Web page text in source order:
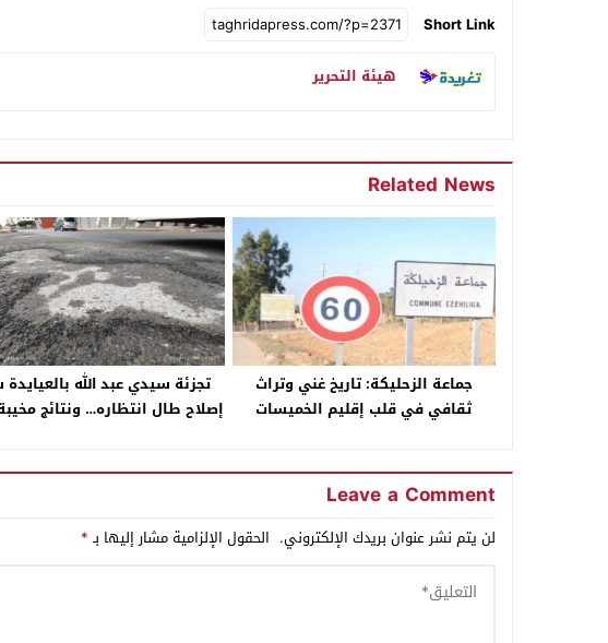
Short Link
هيئة التحرير
Related News
جماعة الزحليكة: تاريخ غني وتراث
ثقافي في قلب إقليم الخميسات
تجزئة سيدي عبد الله بالعيايدة
إصلاح طال انتظاره… ونتائج
Leave a Comment
لن يتم نشر عنوان بريدك الإلكتروني. الحقول الإلزامية مشار إليها بـ*